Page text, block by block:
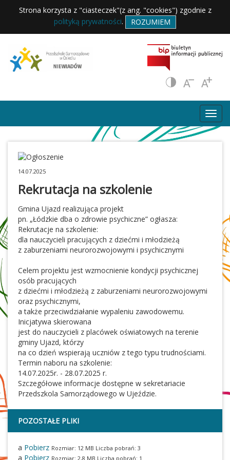
Strona korzysta z "ciasteczek"(z ang. "cookies") zgodnie z
polityką prywatności. ROZUMIEM
14.07.2025
Rekrutacja na szkolenie
Gmina Ujazd realizująca projekt
pn. „Łódzkie dba o zdrowie psychiczne” ogłasza:
Rekrutacje na szkolenie:
dla nauczycieli pracujących z dziećmi i młodzieżą
z zaburzeniami neurorozwojowymi i psychicznymi
Celem projektu jest wzmocnienie kondycji psychicznej
osób pracujących
z dziećmi i młodzieżą z zaburzeniami neurorozwojowymi
oraz psychicznymi,
a także przeciwdziałanie wypaleniu zawodowemu.
Inicjatywa skierowana
jest do nauczycieli z placówek oświatowych na terenie
gminy Ujazd, którzy
na co dzień wspierają uczniów z tego typu trudnościami.
Termin naboru na szkolenie:
14.07.2025r. - 28.07.2025 r.
Szczegółowe informacje dostępne w sekretariacie
Przedszkola Samorządowego w Ujeździe.
POZOSTAŁE PLIKI
a Pobierz Rozmiar: 12 MB Liczba pobrań: 3
a Pobierz Rozmiar: 2,8 MB Liczba pobrań: 1